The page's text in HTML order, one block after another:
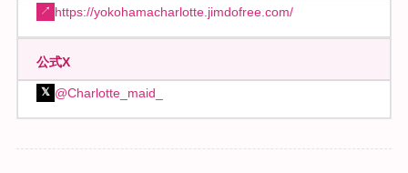
↗ https://yokohamacharlotte.jimdofree.com/
公式X
𝕏 @Charlotte_maid_